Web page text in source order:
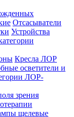
Отсасыватели
Устройства
Кресла ЛОР
осветители и
ЛОР-
зрения
щелевые